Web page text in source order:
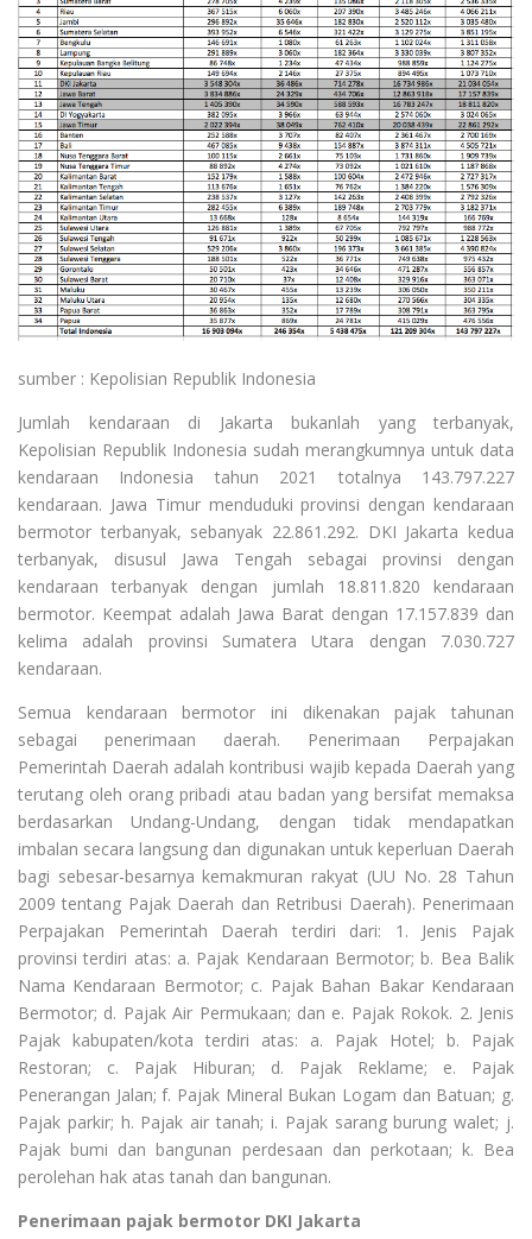
sumber : Kepolisian Republik Indonesia
Jumlah kendaraan di Jakarta bukanlah yang terbanyak,
Kepolisian Republik Indonesia sudah merangkumnya untuk data
kendaraan Indonesia tahun 2021 totalnya 143.797.227
kendaraan. Jawa Timur menduduki provinsi dengan kendaraan
bermotor terbanyak, sebanyak 22.861.292. DKI Jakarta kedua
terbanyak, disusul Jawa Tengah sebagai provinsi dengan
kendaraan terbanyak dengan jumlah 18.811.820 kendaraan
bermotor. Keempat adalah Jawa Barat dengan 17.157.839 dan
kelima adalah provinsi Sumatera Utara dengan 7.030.727
kendaraan.
Semua kendaraan bermotor ini dikenakan pajak tahunan
sebagai penerimaan daerah. Penerimaan Perpajakan
Pemerintah Daerah adalah kontribusi wajib kepada Daerah yang
terutang oleh orang pribadi atau badan yang bersifat memaksa
berdasarkan Undang-Undang, dengan tidak mendapatkan
imbalan secara langsung dan digunakan untuk keperluan Daerah
bagi sebesar-besarnya kemakmuran rakyat (UU No. 28 Tahun
2009 tentang Pajak Daerah dan Retribusi Daerah). Penerimaan
Perpajakan Pemerintah Daerah terdiri dari: 1. Jenis Pajak
provinsi terdiri atas: a. Pajak Kendaraan Bermotor; b. Bea Balik
Nama Kendaraan Bermotor; c. Pajak Bahan Bakar Kendaraan
Bermotor; d. Pajak Air Permukaan; dan e. Pajak Rokok. 2. Jenis
Pajak kabupaten/kota terdiri atas: a. Pajak Hotel; b. Pajak
Restoran; c. Pajak Hiburan; d. Pajak Reklame; e. Pajak
Penerangan Jalan; f. Pajak Mineral Bukan Logam dan Batuan; g.
Pajak parkir; h. Pajak air tanah; i. Pajak sarang burung walet; j.
Pajak bumi dan bangunan perdesaan dan perkotaan; k. Bea
perolehan hak atas tanah dan bangunan.
Penerimaan pajak bermotor DKI Jakarta